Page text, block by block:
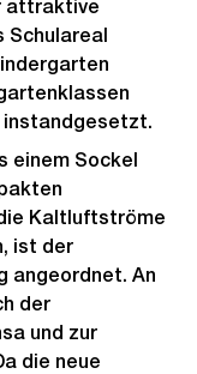
attraktive
Schulareal
instandgesetzt.
einem Sockel
Kaltluftströme
ist der
angeordnet. An
der
und zur
die neue